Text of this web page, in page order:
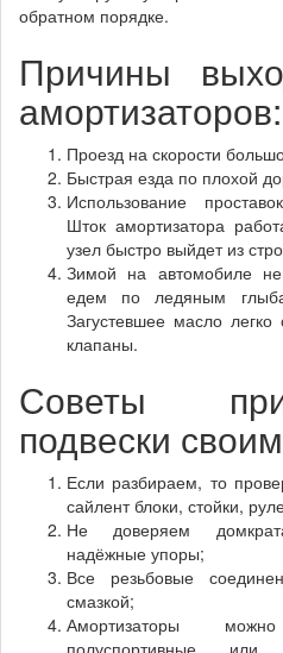
обратном порядке.
Причины
амортизаторов:
Проезд на скорости
Быстрая езда по плохой
Использование
Шток амортизатора
узел быстро выйдет из
Зимой на автомобиле
едем по ледяным
Загустевшее масло легко
клапаны.
Советы
подвески
Если разбираем, то
сайлент блоки, стойки,
Не доверяем
надёжные упоры;
Все резьбовые
смазкой;
Амортизаторы
полуспортивные